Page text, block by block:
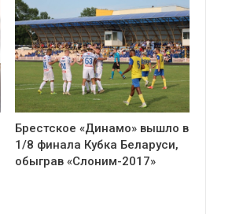
Брестское «Динамо» вышло в
1/8 финала Кубка Беларуси,
обыграв «Слоним-2017»